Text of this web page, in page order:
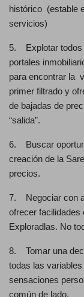
histórico (estable
servicios)
5. Explotar todos
portales
para encontrar la
primer filtrado y
de bajadas de
“salida”.
6. Buscar
creación de la
precios.
7. Negociar con
ofrecer facilidades
Exploradlas. No
8. Tomar una
todas las
sensaciones
común de lado.